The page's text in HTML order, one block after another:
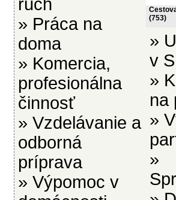
ruch
» Práca na
doma
» Komercia,
profesionálna
činnosť
» Vzdelávanie a
odborná
príprava
» Výpomoc v
(753)
»
v
»
na
»
»